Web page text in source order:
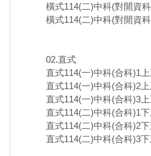
橫式114(二)中科(對開資
橫式114(二)中科(對開資
02.直式
直式114(一)中科(合科)1
直式114(一)中科(合科)2
直式114(一)中科(合科)3
直式114(二)中科(合科)1
直式114(二)中科(合科)2
直式114(二)中科(合科)3